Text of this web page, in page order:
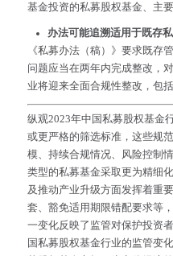
基金投资的私募股权基金、主
办法可能追溯适用于既存
《私募办法（稿）》要求既存
问题应当在两年内完成整改，
业将迎来全面合规性整改，包
纵观2023年中国私募股权基金
或更严格的筛选标准，这些规
模、持续合规情况、风险控制
类型的私募基金采取更为精细
及推动产业升级方面发挥着重
套、豁免适用期限错配要求等
一变化反映了监管对保护投资
国私募股权基金行业的监管变